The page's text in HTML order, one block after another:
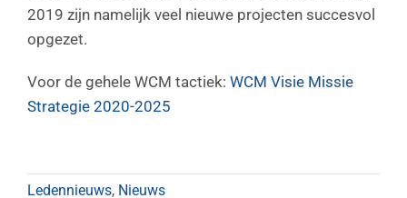
2019 zijn namelijk veel nieuwe projecten succesvol
opgezet.
Voor de gehele WCM tactiek: WCM Visie Missie
Strategie 2020-2025
Ledennieuws, Nieuws